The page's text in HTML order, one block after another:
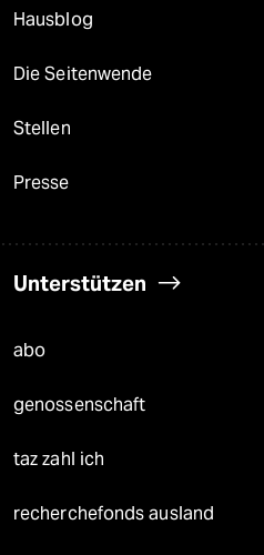
Hausblog
Die Seitenwende
Stellen
Presse
Unterstützen
abo
genossenschaft
taz zahl ich
recherchefonds ausland